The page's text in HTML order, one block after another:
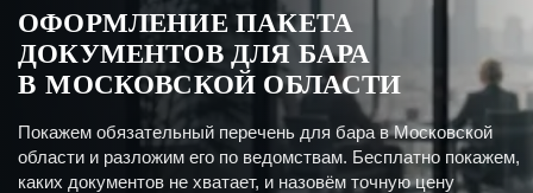
ОФОРМЛЕНИЕ ПАКЕТА
ДОКУМЕНТОВ ДЛЯ БАРА
В МОСКОВСКОЙ ОБЛАСТИ
Покажем обязательный перечень для бара в Московской
области и разложим его по ведомствам. Бесплатно покажем,
каких документов не хватает, и назовём точную цену